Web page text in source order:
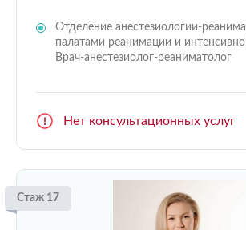
Отделение анестезиологии-
палатами реанимации и
Врач-анестезиолог-реаниматолог
Нет консультационных услуг
Стаж 17